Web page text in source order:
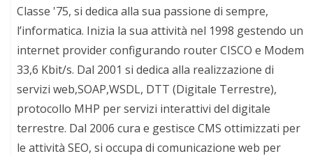
Classe '75, si dedica alla sua passione di sempre,
l’informatica. Inizia la sua attività nel 1998 gestendo un
internet provider configurando router CISCO e Modem
33,6 Kbit/s. Dal 2001 si dedica alla realizzazione di
servizi web,SOAP,WSDL, DTT (Digitale Terrestre),
protocollo MHP per servizi interattivi del digitale
terrestre. Dal 2006 cura e gestisce CMS ottimizzati per
le attività SEO, si occupa di comunicazione web per